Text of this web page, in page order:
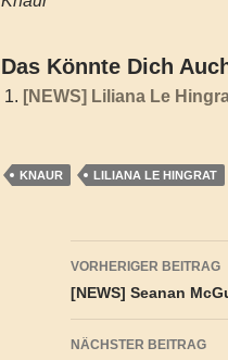
Das Könnte Dich
[NEWS] Liliana Le
KNAUR LILIANA LE HINGRAT
VORHERIGER BEITRAG
[NEWS] Seanan
NÄCHSTER BEITRAG